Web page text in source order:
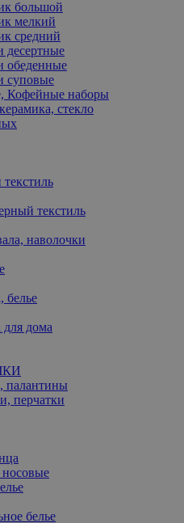
большой
мелкий
средний
десертные
обеденные
суповые
Кофейные наборы
стекло
текстиль
наволочки
белье
дома
перчатки
белье